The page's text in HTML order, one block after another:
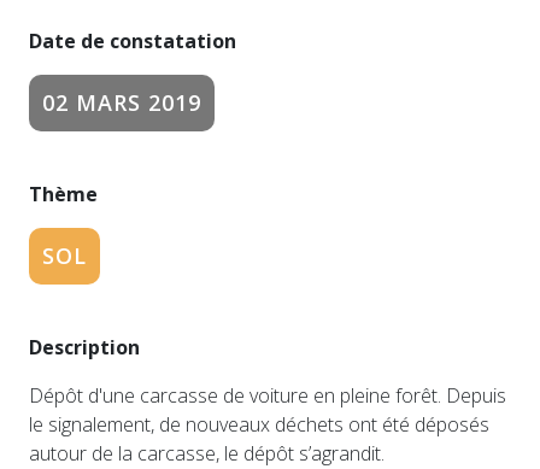
Date de constatation
02 MARS 2019
Thème
SOL
Description
Dépôt d'une carcasse de voiture en pleine forêt. Depuis
le signalement, de nouveaux déchets ont été déposés
autour de la carcasse, le dépôt s’agrandit.